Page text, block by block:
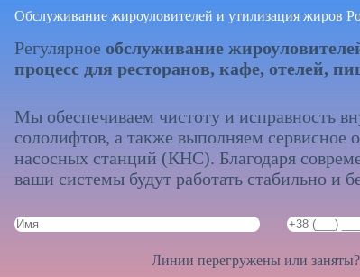
Обслуживание жироуловителей и утилизация жиров
Регулярное обслуживание
процесс для ресторанов, кафе, отелей,
Мы обеспечиваем чистоту и исправность
сололифтов, а также выполняем сервисное
насосных станций (КНС). Благодаря
ваши системы будут работать стабильно и
Линии перегружены или